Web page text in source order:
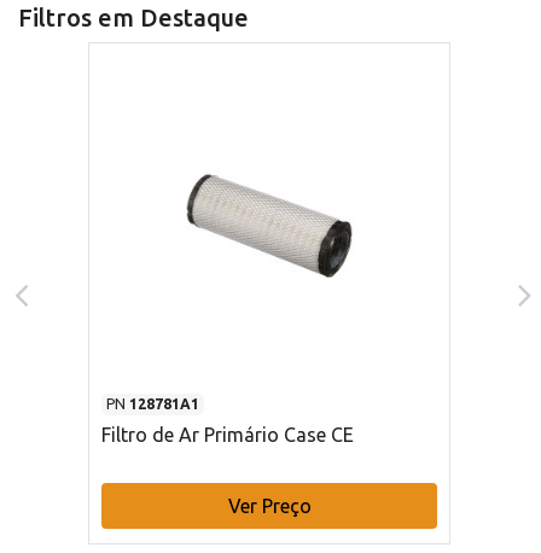
Filtros em Destaque
PN 128781A1
Filtro de Ar Primário Case CE
Ver Preço